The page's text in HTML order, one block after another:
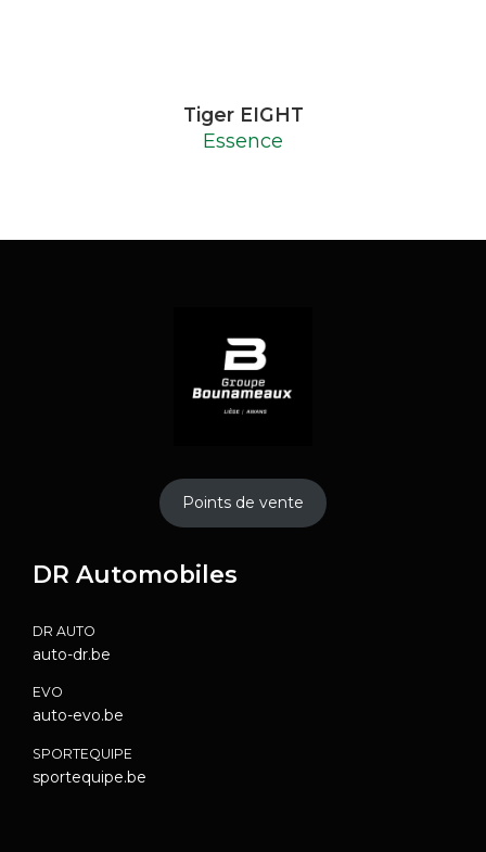
Tiger EIGHT
Essence
Points de vente
DR Automobiles
DR AUTO
auto-dr.be
EVO
auto-evo.be
SPORTEQUIPE
sportequipe.be